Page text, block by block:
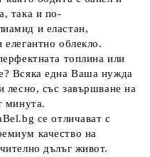
така и по-
и еластан,
облекло.
топлина или
Всяка една Ваша нужда
лесно, със завършване на
минута.
се отличават с
качество на
дълъг живот.